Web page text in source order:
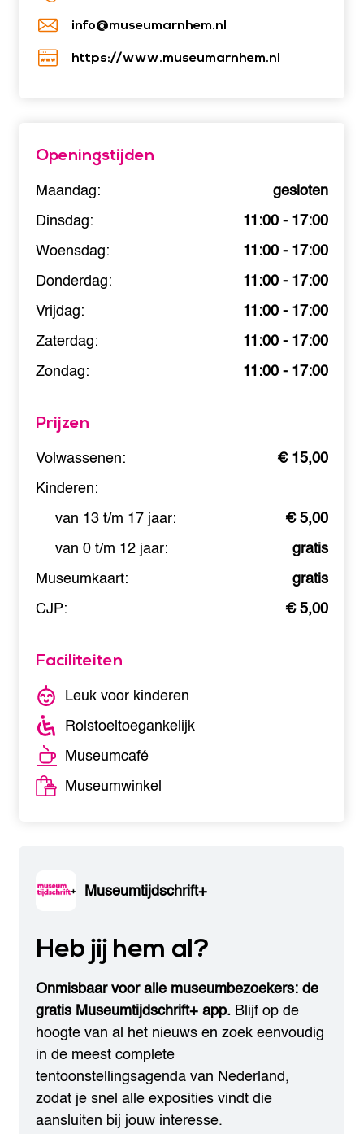
info@museumarnhem.nl
https://www.museumarnhem.nl
Openingstijden
Maandag:
gesloten
Dinsdag:
11:00 - 17:00
Woensdag:
11:00 - 17:00
Donderdag:
11:00 - 17:00
Vrijdag:
11:00 - 17:00
Zaterdag:
11:00 - 17:00
Zondag:
11:00 - 17:00
Prijzen
Volwassenen:
€ 15,00
Kinderen:
van 13 t/m 17 jaar:
€ 5,00
van 0 t/m 12 jaar:
gratis
Museumkaart:
gratis
CJP:
€ 5,00
Faciliteiten
Leuk voor kinderen
Rolstoeltoegankelijk
Museumcafé
Museumwinkel
Museumtijdschrift+
Heb jij hem al?
Onmisbaar voor alle museumbezoekers: de
gratis Museumtijdschrift+ app. Blijf op de
hoogte van al het nieuws en zoek eenvoudig
in de meest complete
tentoonstellingsagenda van Nederland,
zodat je snel alle exposities vindt die
aansluiten bij jouw interesse.